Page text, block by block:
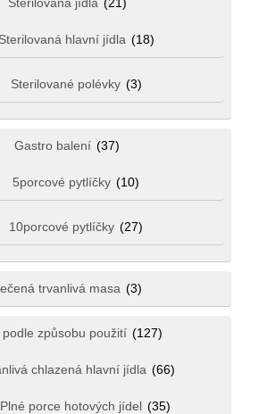
Sterilovaná hlavní jídla (18)
Sterilované polévky (3)
Gastro balení (37)
5porcové pytlíčky (10)
10porcové pytlíčky (27)
trvanlivá masa (3)
způsobu použití (127)
chlazená hlavní jídla (66)
Plné porce hotových jídel (35)